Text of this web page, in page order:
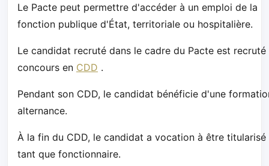
Le Pacte peut permettre d'accéder à un emploi de la
fonction publique d'État, territoriale ou hospitalière.
Le candidat recruté dans le cadre du Pacte est recruté
concours en CDD .
Pendant son CDD, le candidat bénéficie d'une
alternance.
À la fin du CDD, le candidat a vocation à être titularisé
tant que fonctionnaire.